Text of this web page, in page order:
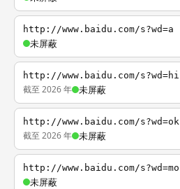
http://www.baidu.com/s?wd=a
未屏蔽
http://www.baidu.com/s?wd=hi
截至 2026 年 未屏蔽
http://www.baidu.com/s?wd=ok
截至 2026 年 未屏蔽
http://www.baidu.com/s?wd=mo
未屏蔽